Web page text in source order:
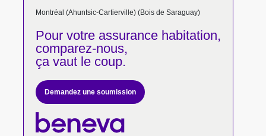
Montréal (Ahuntsic-Cartierville) (Bois de Saraguay)
Pour votreassurance habitation,
comparez-nous,
ça vaut le coup.
Demandez une soumission